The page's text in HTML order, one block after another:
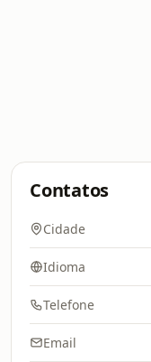
Contatos
Cidade
Idioma
Telefone
Email